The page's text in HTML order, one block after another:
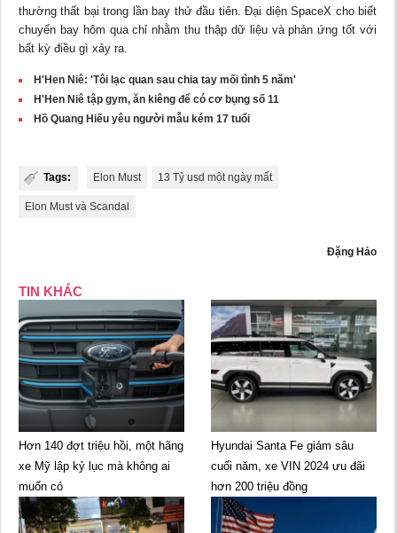
thường thất bại trong lần bay thử đầu tiên. Đại diện SpaceX cho biết
chuyến bay hôm qua chỉ nhằm thu thập dữ liệu và phản ứng tốt với
bất kỳ điều gì xảy ra.
H'Hen Niê: 'Tôi lạc quan sau chia tay mối tình 5 năm'
H'Hen Niê tập gym, ăn kiêng để có cơ bụng số 11
Hồ Quang Hiếu yêu người mẫu kém 17 tuổi
Tags: Elon Must 13 Tỷ usd một ngày mất
Elon Must và Scandal
Đặng Hảo
TIN KHÁC
Hơn 140 đợt triệu hồi, một hãng
xe Mỹ lập kỷ lục mà không ai
muốn có
Hyundai Santa Fe giảm sâu
cuối năm, xe VIN 2024 ưu đãi
hơn 200 triệu đồng